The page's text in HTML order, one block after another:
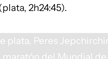
2h24:45).